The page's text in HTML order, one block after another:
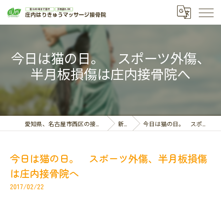
今日は猫の日。 スポーツ外傷、
半月板損傷は庄内接骨院へ
新着情報 今日は猫の日。 スポーツ外傷、半月板損傷は庄内接骨院へ
今日は猫の日。 スポーツ外傷、半月板損傷
は庄内接骨院へ
2017/02/22